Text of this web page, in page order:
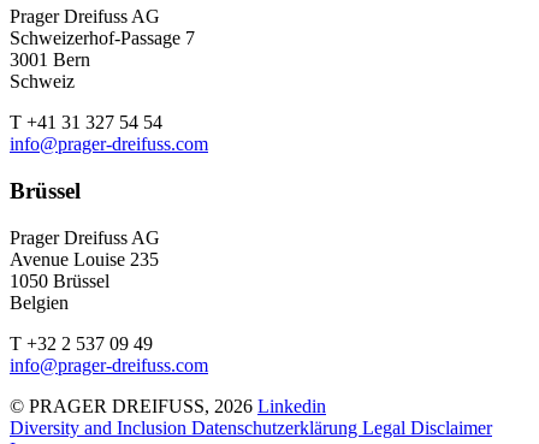
Prager Dreifuss AG
Schweizerhof-Passage 7
3001 Bern
Schweiz
T +41 31 327 54 54
info@prager-dreifuss.com
Brüssel
Prager Dreifuss AG
Avenue Louise 235
1050 Brüssel
Belgien
T +32 2 537 09 49
info@prager-dreifuss.com
© PRAGER DREIFUSS, 2026 Linkedin
Diversity and Inclusion Datenschutzerklärung Legal Disclaimer